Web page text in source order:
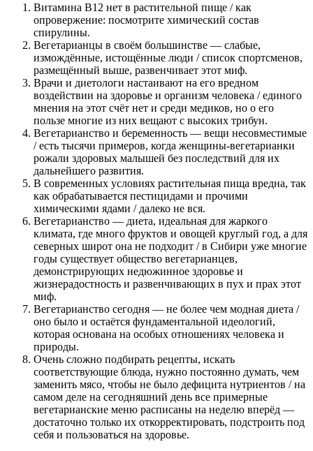
Витамина В12 нет в растительной пище / как
опровержение: посмотрите химический состав
спирулины.
Вегетарианцы в своём большинстве — слабые,
измождённые, истощённые люди / список спортсменов,
размещённый выше, развенчивает этот миф.
Врачи и диетологи настаивают на его вредном
воздействии на здоровье и организм человека / единого
мнения на этот счёт нет и среди медиков, но о его
пользе многие из них вещают с высоких трибун.
Вегетарианство и беременность — вещи несовместимые
/ есть тысячи примеров, когда женщины-вегетарианки
рожали здоровых малышей без последствий для их
дальнейшего развития.
В современных условиях растительная пища вредна, так
как обрабатывается пестицидами и прочими
химическими ядами / далеко не вся.
Вегетарианство — диета, идеальная для жаркого
климата, где много фруктов и овощей круглый год, а для
северных широт она не подходит / в Сибири уже многие
годы существует общество вегетарианцев,
демонстрирующих недюжинное здоровье и
жизнерадостность и развенчивающих в пух и прах этот
миф.
Вегетарианство сегодня — не более чем модная диета /
оно было и остаётся фундаментальной идеологий,
которая основана на особых отношениях человека и
природы.
Очень сложно подбирать рецепты, искать
соответствующие блюда, нужно постоянно думать, чем
заменить мясо, чтобы не было дефицита нутриентов / на
самом деле на сегодняшний день все примерные
вегетарианские меню расписаны на неделю вперёд —
достаточно только их откорректировать, подстроить под
себя и пользоваться на здоровье.